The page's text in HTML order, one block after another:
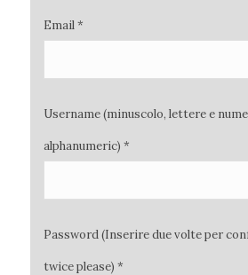
Email *
Username (minuscolo, lettere e
alphanumeric) *
Password (Inserire due volte per
twice please) *